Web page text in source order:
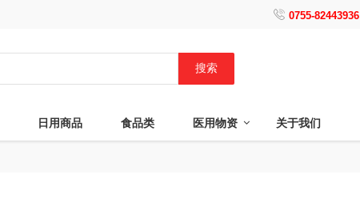
 0755-82443936
搜索
日用商品 食品类 医用物资 关于我们